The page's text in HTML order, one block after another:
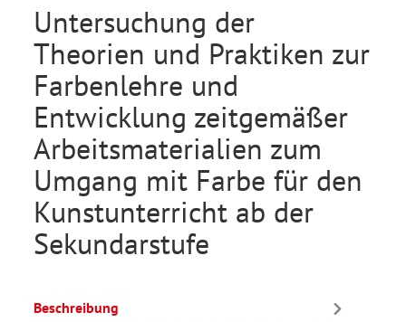
Untersuchung der
Theorien und Praktiken zur
Farbenlehre und
Entwicklung zeitgemäßer
Arbeitsmaterialien zum
Umgang mit Farbe für den
Kunstunterricht ab der
Sekundarstufe
Beschreibung